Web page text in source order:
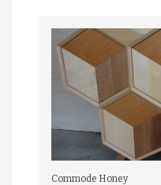
Commode Honey